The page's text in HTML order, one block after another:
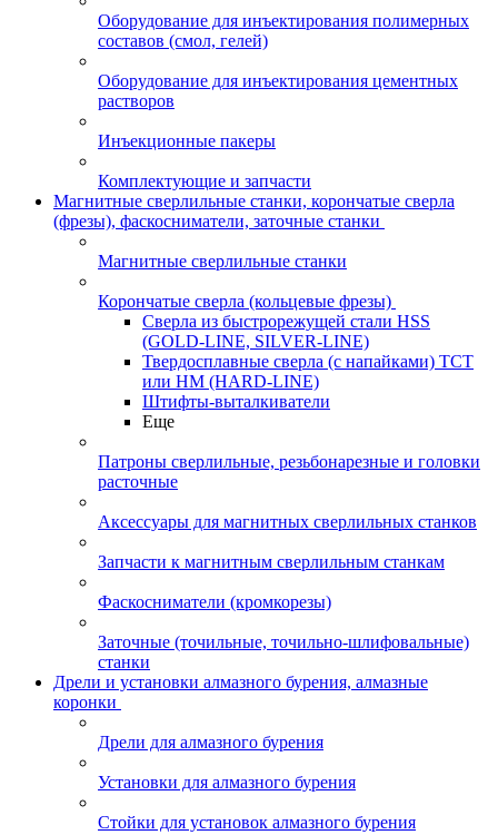
Оборудование для инъектирования полимерных
составов (смол, гелей)
Оборудование для инъектирования цементных
растворов
Инъекционные пакеры
Комплектующие и запчасти
Магнитные сверлильные станки, корончатые сверла
(фрезы), фаскосниматели, заточные станки
Магнитные сверлильные станки
Корончатые сверла (кольцевые фрезы)
Сверла из быстрорежущей стали HSS
(GOLD-LINE, SILVER-LINE)
Твердосплавные сверла (с напайками) ТСТ
или HM (HARD-LINE)
Штифты-выталкиватели
Еще
Патроны сверлильные, резьбонарезные и головки
расточные
Аксессуары для магнитных сверлильных станков
Запчасти к магнитным сверлильным станкам
Фаскосниматели (кромкорезы)
Заточные (точильные, точильно-шлифовальные)
станки
Дрели и установки алмазного бурения, алмазные
коронки
Дрели для алмазного бурения
Установки для алмазного бурения
Стойки для установок алмазного бурения